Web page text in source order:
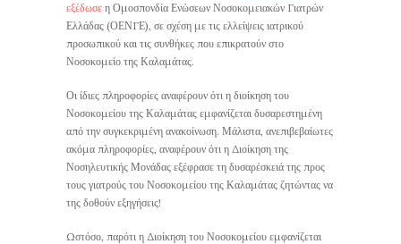
εξέδωσε η Ομοσπονδία Ενώσεων Νοσοκομειακών Γιατρών
Ελλάδας (ΟΕΝΓΕ), σε σχέση με τις ελλείψεις ιατρικού
προσωπικού και τις συνθήκες που επικρατούν στο
Νοσοκομείο της Καλαμάτας.
Οι ίδιες πληροφορίες αναφέρουν ότι η διοίκηση του
Νοσοκομείου της Καλαμάτας εμφανίζεται δυσαρεστημένη
από την συγκεκριμένη ανακοίνωση. Μάλιστα, ανεπιβεβαίωτες
ακόμα πληροφορίες, αναφέρουν ότι η Διοίκηση της
Νοσηλευτικής Μονάδας εξέφρασε τη δυσαρέσκειά της προς
τους γιατρούς του Νοσοκομείου της Καλαμάτας ζητώντας να
της δοθούν εξηγήσεις!
Ωστόσο, παρότι η Διοίκηση του Νοσοκομείου εμφανίζεται